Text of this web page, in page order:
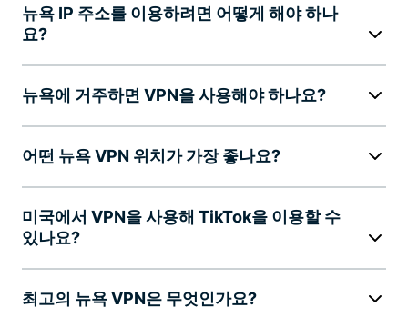
뉴욕 IP 주소를 이용하려면 어떻게 해야 하나
요?
뉴욕에 거주하면 VPN을 사용해야 하나요?
어떤 뉴욕 VPN 위치가 가장 좋나요?
미국에서 VPN을 사용해 TikTok을 이용할 수
있나요?
최고의 뉴욕 VPN은 무엇인가요?